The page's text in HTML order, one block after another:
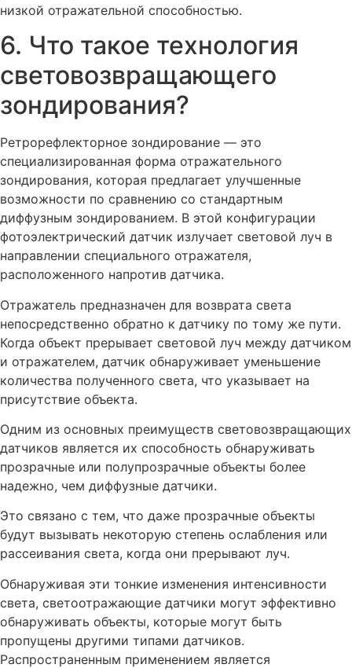
низкой отражательной способностью.
6. Что такое технология
световозвращающего
зондирования?
Ретрорефлекторное зондирование — это
специализированная форма отражательного
зондирования, которая предлагает улучшенные
возможности по сравнению со стандартным
диффузным зондированием. В этой конфигурации
фотоэлектрический датчик излучает световой луч в
направлении специального отражателя,
расположенного напротив датчика.
Отражатель предназначен для возврата света
непосредственно обратно к датчику по тому же пути.
Когда объект прерывает световой луч между датчиком
и отражателем, датчик обнаруживает уменьшение
количества полученного света, что указывает на
присутствие объекта.
Одним из основных преимуществ световозвращающих
датчиков является их способность обнаруживать
прозрачные или полупрозрачные объекты более
надежно, чем диффузные датчики.
Это связано с тем, что даже прозрачные объекты
будут вызывать некоторую степень ослабления или
рассеивания света, когда они прерывают луч.
Обнаруживая эти тонкие изменения интенсивности
света, светоотражающие датчики могут эффективно
обнаруживать объекты, которые могут быть
пропущены другими типами датчиков.
Распространенным применением является